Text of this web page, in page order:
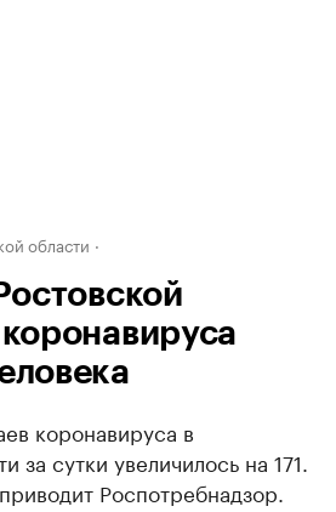
области
коронавируса в
за сутки увеличилось на 171.
Роспотребнадзор.